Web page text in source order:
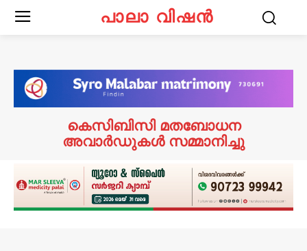
പാലാ വിഷൻ
കെസിബിസി മതബോധന
അവാർഡുകൾ സമ്മാനിച്ചു